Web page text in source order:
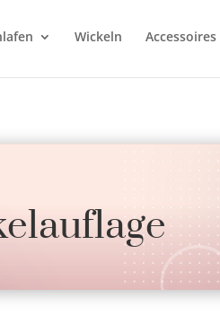
Wickeln Accessoires